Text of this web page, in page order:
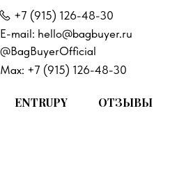
E-mail: hello@bagbuyer.ru
+7 (915) 126-48-30
@BagBuyerOfficial
Max: +7 (915) 126-48-30
ENTRUPY ОТЗЫВЫ